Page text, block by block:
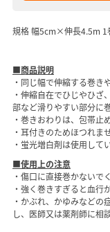
規格 幅5cm×伸長4.5m 1
■商品説明
・同じ幅で伸縮する巻き
・伸縮自在でひじやひざ
部など滑りやすい部分に
・巻きおわりは、包帯止
・耳付きのためほつれませ
・蛍光増白剤は使用して
■使用上の注意
・傷口に直接巻かないで
・強く巻きすぎると血行
・かぶれ、かゆみなどの
し、医師又は薬剤師に相